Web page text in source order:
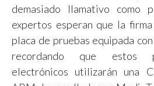
demasiado llamativo como
expertos esperan que la
placa de pruebas equipada
recordando que estos
electrónicos utilizarán una